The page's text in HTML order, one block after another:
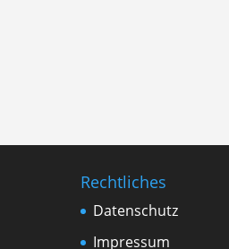
Rechtliches
Datenschutz
Impressum